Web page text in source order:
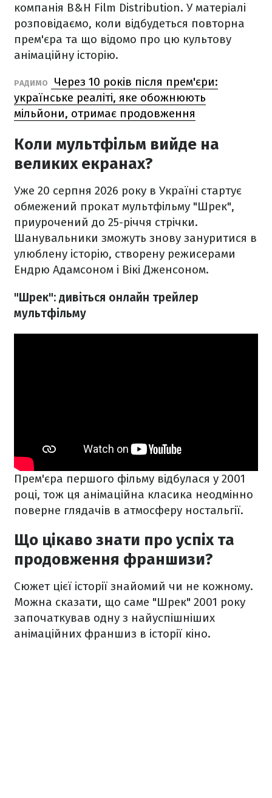
компанія B&H Film Distribution. У матеріалі
розповідаємо, коли відбудеться повторна
прем'єра та що відомо про цю культову
анімаційну історію.
РАДИМО
Через 10 років після прем'єри:
українське реаліті, яке обожнюють
мільйони, отримає продовження
Коли мультфільм вийде на
великих екранах?
Уже 20 серпня 2026 року в Україні стартує
обмежений прокат мультфільму "Шрек",
приурочений до 25-річчя стрічки.
Шанувальники зможуть знову зануритися в
улюблену історію, створену режисерами
Ендрю Адамсоном і Вікі Дженсоном.
"Шрек": дивіться онлайн трейлер
мультфільму
Прем'єра першого фільму відбулася у 2001
році, тож ця анімаційна класика неодмінно
поверне глядачів в атмосферу ностальгії.
Що цікаво знати про успіх та
продовження франшизи?
Сюжет цієї історії знайомий чи не кожному.
Можна сказати, що саме "Шрек" 2001 року
започаткував одну з найуспішніших
анімаційних франшиз в історії кіно.